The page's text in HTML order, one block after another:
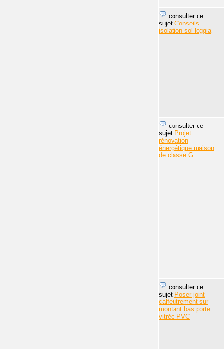
consulter ce
sujet Conseils
isolation sol loggia
consulter ce
sujet Projet
rénovation
énergétique maison
de classe G
consulter ce
sujet Poser joint
calfeutrement sur
montant bas porte
vitrée PVC